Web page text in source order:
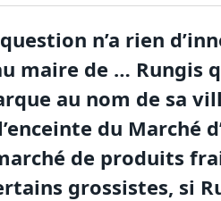
n’a rien
maire de … Rungis
au nom de sa
du Marché
de produits
grossistes, si